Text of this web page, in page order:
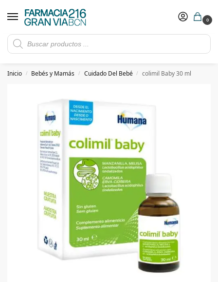
0
Rebajas de verano hasta -30%
​ 5€ de descuento con el cupón 5GRANVIA (compras superiores a 150€)
Inicio / Bebés y Mamás / Cuidado Del Bebé / colimil Baby 30 ml